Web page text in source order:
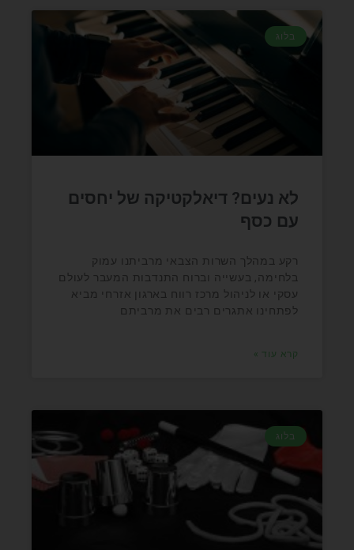
בלוג
לא נעים? דיאלקטיקה של יחסים
עם כסף
רקע במהלך השרות הצבאי מרביתנו עמוק
בלחימה, בעשייה וברוח התנדבות המעבר לעולם
עסקי או לניהול מרכז רווח בארגון אזרחי מביא
לפתחינו אתגרים רבים את מרביתם
קרא עוד »
בלוג